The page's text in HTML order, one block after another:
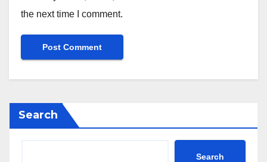
the next time I comment.
Search
Search